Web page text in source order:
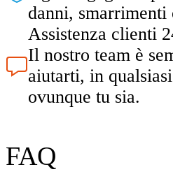
danni,
Assistenza clienti
Il nostro team è
aiutarti, in
ovunque tu sia.
FAQ